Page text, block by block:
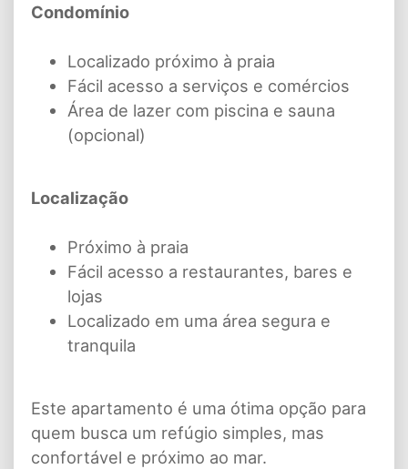
Condomínio
Localizado próximo à praia
Fácil acesso a serviços e comércios
Área de lazer com piscina e sauna
(opcional)
Localização
Próximo à praia
Fácil acesso a restaurantes, bares e
lojas
Localizado em uma área segura e
tranquila
Este apartamento é uma ótima opção para
quem busca um refúgio simples, mas
confortável e próximo ao mar.